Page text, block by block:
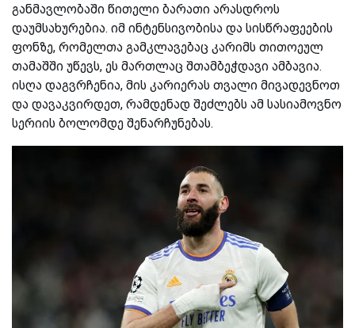
განმავლობაში წითელი ბარათი არასდროს
დაუმსახურებია. იმ ინტენსივობისა და სისწრაფეების
ფონზე, რომელთა გამკლავებაც კარიმს თითოეულ
თამაშში უწევს, ეს მართლაც შთამბეჭდავი ამბავია.
ისღა დაგვრჩენია, მის კარიერას თვალი მივადევნოთ
და დავაკვირდეთ, რამდენად შეძლებს ამ სასიამოვნო
სერიის ბოლომდე შენარჩუნებას.